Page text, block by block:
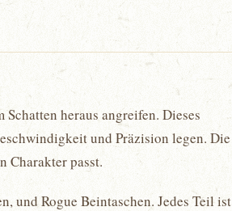
heraus angreifen. Dieses
und Präzision legen. Die
Charakter passt.
und Rogue Beintaschen. Jedes Teil ist